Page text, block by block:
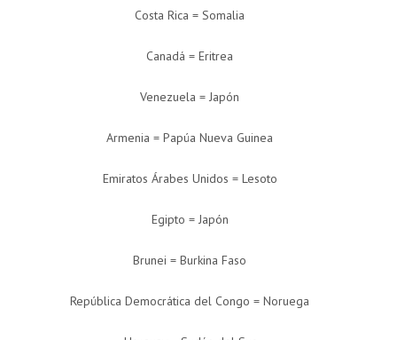
Costa Rica = Somalia
Canadá = Eritrea
Venezuela = Japón
Armenia = Papúa Nueva Guinea
Emiratos Árabes Unidos = Lesoto
Egipto = Japón
Brunei = Burkina Faso
República Democrática del Congo = Noruega